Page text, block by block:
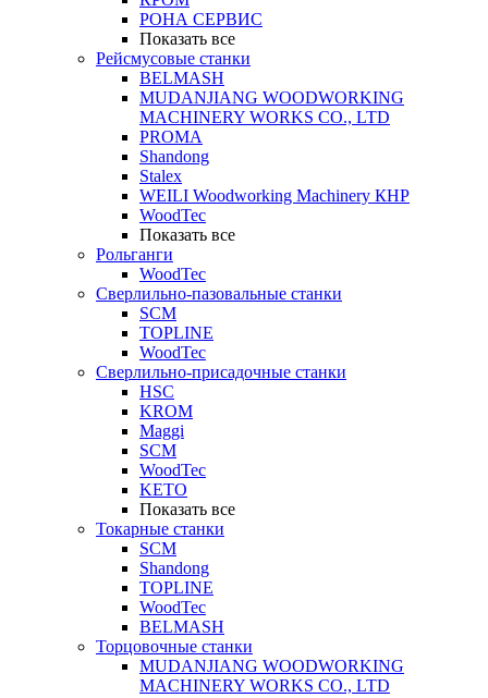
РОНА СЕРВИС
Показать все
Рейсмусовые станки
BELMASH
MUDANJIANG WOODWORKING
MACHINERY WORKS CO., LTD
PROMA
Shandong
Stalex
WEILI Woodworking Machinery КНР
WoodTec
Показать все
Рольганги
WoodTec
Сверлильно-пазовальные станки
SCM
TOPLINE
WoodTec
Сверлильно-присадочные станки
HSC
KROM
Maggi
SCM
WoodTec
KETO
Показать все
Токарные станки
SCM
Shandong
TOPLINE
WoodTec
BELMASH
Торцовочные станки
MUDANJIANG WOODWORKING
MACHINERY WORKS CO., LTD